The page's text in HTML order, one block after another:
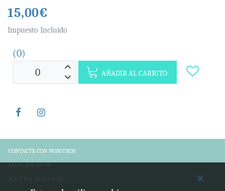
15,00€
Impuesto Incluido
(0)
AÑADIR AL CARRITO
CONTACTE CON NOSOTROS
MAPA DEL SITIO
POLÍTICA DE COOKIES